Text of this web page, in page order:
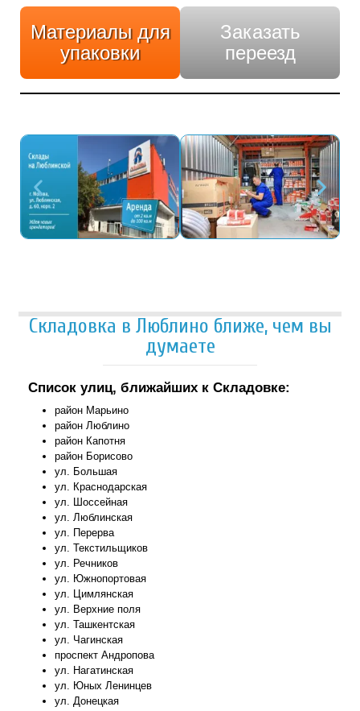
Материалы для
упаковки
Заказать
переезд
Складовка в Люблино ближе, чем вы
думаете
Список улиц, ближайших к Складовке:
район Марьино
район Люблино
район Капотня
район Борисово
ул. Большая
ул. Краснодарская
ул. Шоссейная
ул. Люблинская
ул. Перерва
ул. Текстильщиков
ул. Речников
ул. Южнопортовая
ул. Цимлянская
ул. Верхние поля
ул. Ташкентская
ул. Чагинская
проспект Андропова
ул. Нагатинская
ул. Юных Ленинцев
ул. Донецкая